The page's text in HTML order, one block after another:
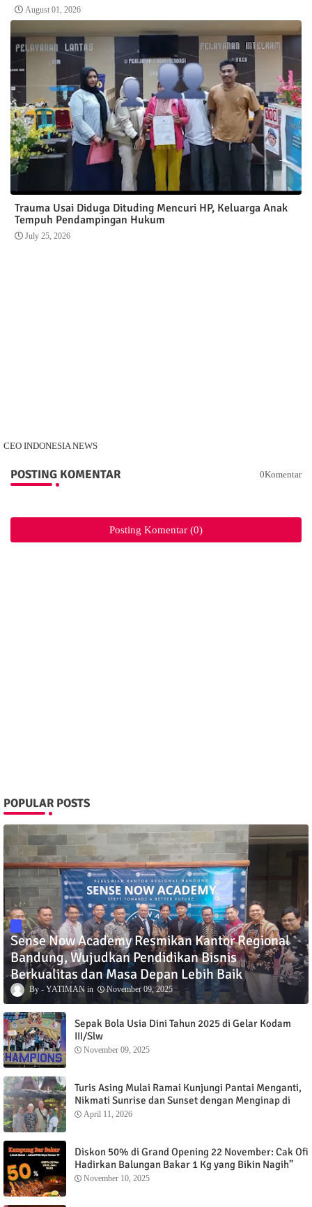
August 01, 2026
Trauma Usai Diduga Dituding Mencuri HP, Keluarga Anak
Tempuh Pendampingan Hukum
July 25, 2026
CEO INDONESIA NEWS
POSTING KOMENTAR 0Komentar
Posting Komentar (0)
POPULAR POSTS
Sense Now Academy Resmikan Kantor Regional
Bandung, Wujudkan Pendidikan Bisnis
Berkualitas dan Masa Depan Lebih Baik
YATIMAN November 09, 2025
Sepak Bola Usia Dini Tahun 2025 di Gelar Kodam
III/Slw
November 09, 2025
Turis Asing Mulai Ramai Kunjungi Pantai Menganti,
Nikmati Sunrise dan Sunset dengan Menginap di
Menganti Cottage
April 11, 2026
Diskon 50% di Grand Opening 22 November: Cak Ofi
Hadirkan Balungan Bakar 1 Kg yang Bikin Nagih”
November 10, 2025